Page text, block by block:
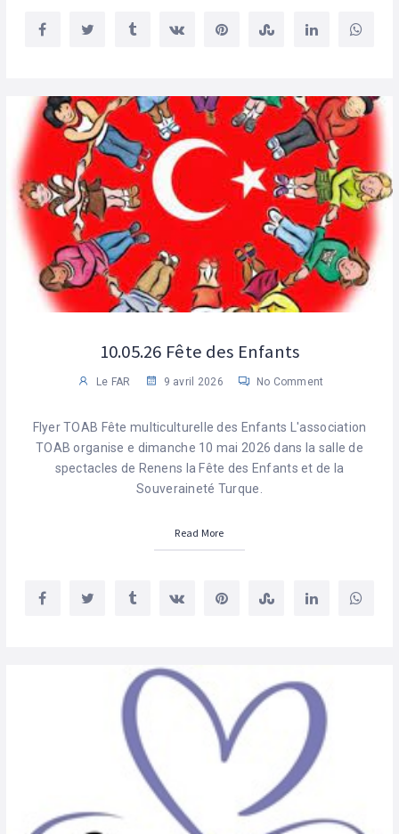
10.05.26 Fête des Enfants
Le FAR 9 avril 2026 No Comment
Flyer TOAB Fête multiculturelle des Enfants L'association
TOAB organise e dimanche 10 mai 2026 dans la salle de
spectacles de Renens la Fête des Enfants et de la
Souveraineté Turque.
Read More